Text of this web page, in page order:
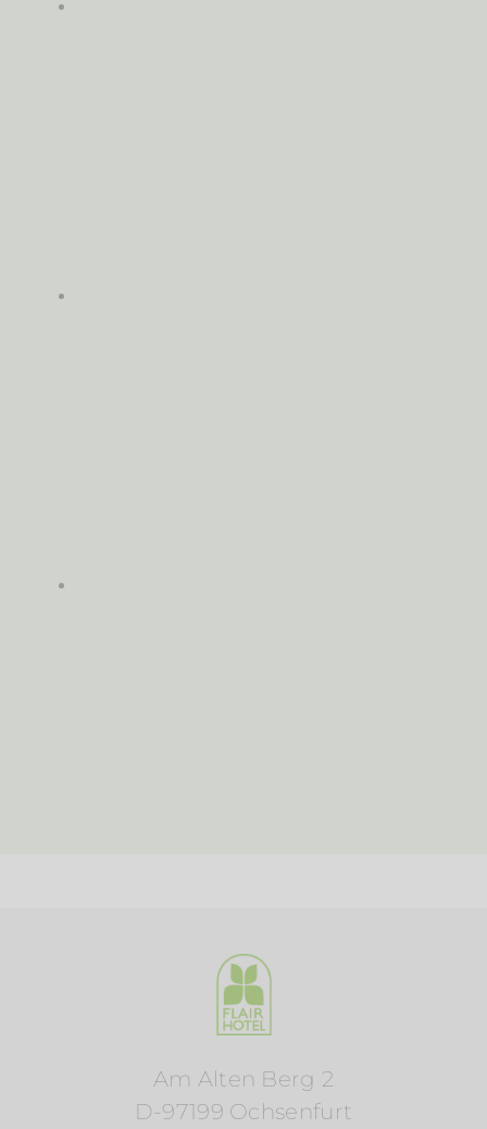
Am Alten Berg 2
D-97199 Ochsenfurt